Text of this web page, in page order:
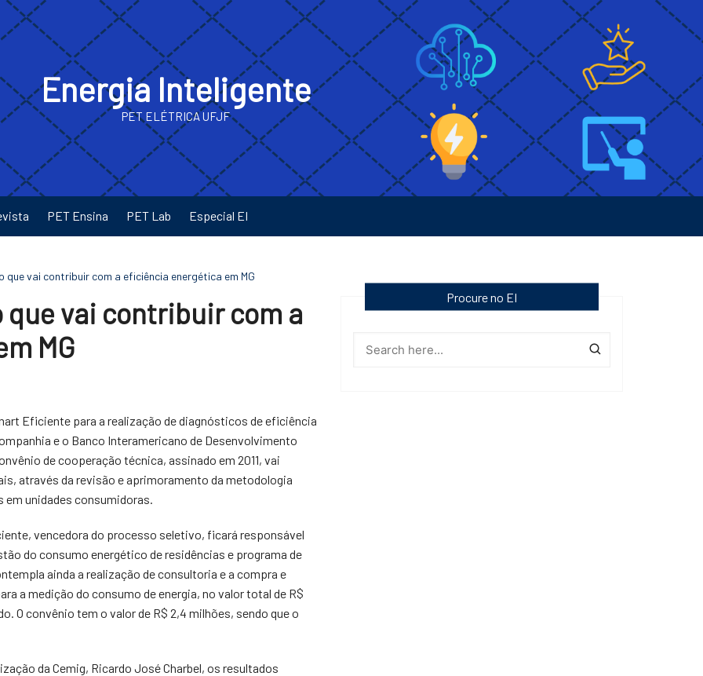
Energia Inteligente
PET ELÉTRICA UFJF
PET Ensina PET Lab Especial EI
que vai contribuir com a eficiência energética em MG
vai contribuir com a
MG
Eficiente para a realização de diagnósticos de eficiência
e o Banco Interamericano de Desenvolvimento
de cooperação técnica, assinado em 2011, vai
através da revisão e aprimoramento da metodologia
unidades consumidoras.
vencedora do processo seletivo, ficará responsável
do consumo energético de residências e programa de
ainda a realização de consultoria e a compra e
a medição do consumo de energia, no valor total de R$
O convênio tem o valor de R$ 2,4 milhões, sendo que o
da Cemig, Ricardo José Charbel, os resultados
Procure no EI